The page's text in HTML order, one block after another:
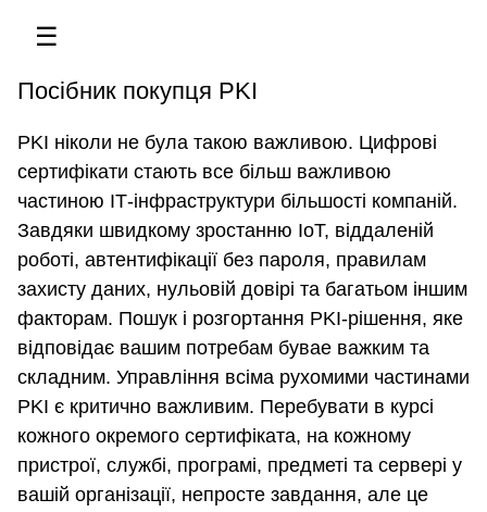
☰
Посібник покупця PKI
PKI ніколи не була такою важливою. Цифрові
сертифікати стають все більш важливою
частиною ІТ-інфраструктури більшості компаній.
Завдяки швидкому зростанню IoT, віддаленій
роботі, автентифікації без пароля, правилам
захисту даних, нульовій довірі та багатьом іншим
факторам. Пошук і розгортання PKI-рішення, яке
відповідає вашим потребам бувае важким та
складним. Управління всіма рухомими частинами
PKI є критично важливим. Перебувати в курсі
кожного окремого сертифіката, на кожному
пристрої, службі, програмі, предметі та сервері у
вашій організації, непросте завдання, але це